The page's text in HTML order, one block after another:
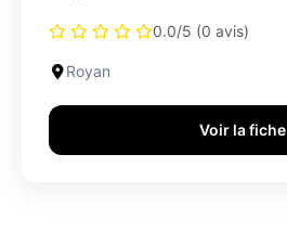
0.0/5 (0 avis)
Royan
Voir la fiche